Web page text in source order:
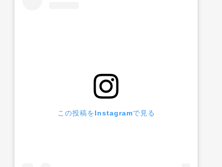
この投稿をInstagramで見る